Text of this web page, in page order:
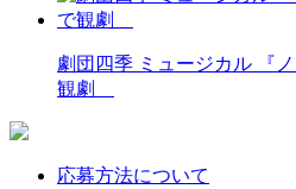
劇団四季 ミュージカル 『
観劇
応募方法について